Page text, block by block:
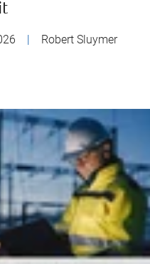
| Robert Sluymer